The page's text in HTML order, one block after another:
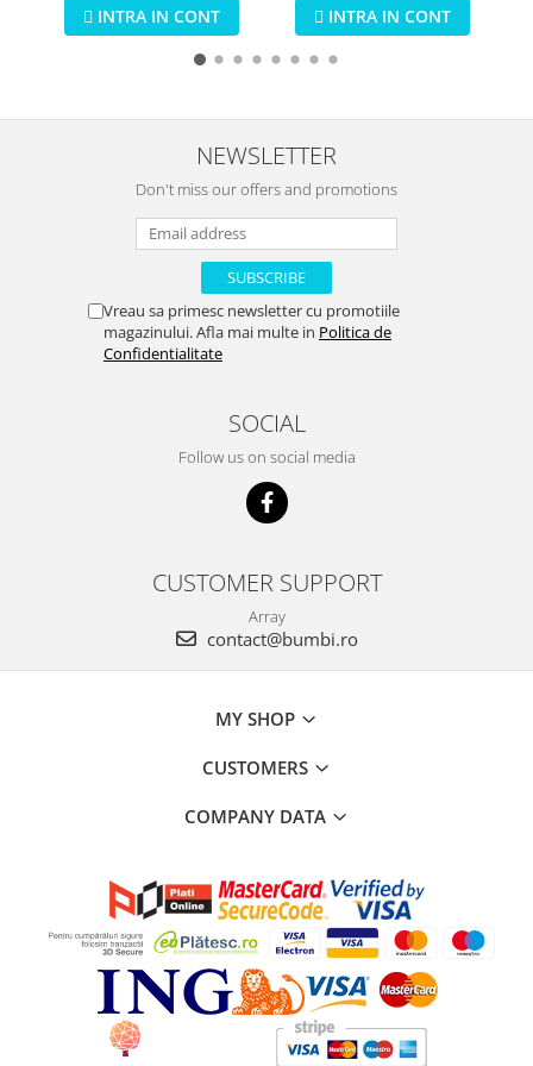
spuma pentru baieti
INTRA IN CONT INTRA IN CONT
NEWSLETTER
Don't miss our offers and promotions
Vreau sa primesc newsletter cu promotiile
magazinului. Afla mai multe in Politica de
Confidentialitate
SOCIAL
Follow us on social media
CUSTOMER SUPPORT
Array
contact@bumbi.ro
MY SHOP
CUSTOMERS
COMPANY DATA